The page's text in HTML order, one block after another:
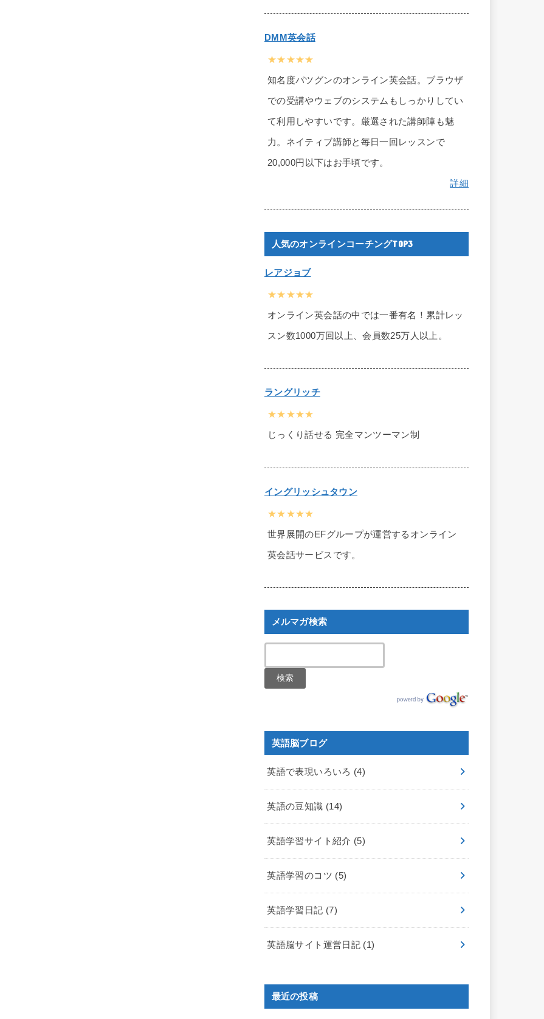
DMM英会話
★★★★★
知名度バツグンのオンライン英会話。ブラウザ
での受講やウェブのシステムもしっかりしてい
て利用しやすいです。厳選された講師陣も魅
力。ネイティブ講師と毎日一回レッスンで
20,000円以下はお手頃です。
詳細
人気のオンラインコーチングTOP3
レアジョブ
★★★★★
オンライン英会話の中では一番有名！累計レッ
スン数1000万回以上、会員数25万人以上。
ラングリッチ
★★★★★
じっくり話せる 完全マンツーマン制
イングリッシュタウン
★★★★★
世界展開のEFグループが運営するオンライン
英会話サービスです。
メルマガ検索
英語脳ブログ
英語で表現いろいろ (4)
英語の豆知識 (14)
英語学習サイト紹介 (5)
英語学習のコツ (5)
英語学習日記 (7)
英語脳サイト運営日記 (1)
最近の投稿